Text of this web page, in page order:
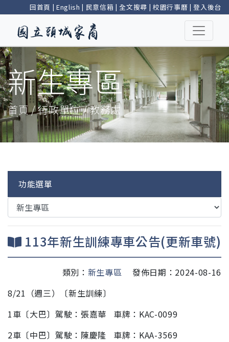
回首頁 | English | 民意信箱 |全文搜尋 | 校園行事曆 |登入後台
新生專區
首頁 / 行政單位 / 教務處
功能選單
113年新生訓練專車公告(更新車號)
類別： 新生專區
發佈日期：2024-08-16
8/21（週三）
〔新生訓練〕
1車 〔大巴〕駕駛 ：張嘉華 車牌 ：KAC-0099
2車〔中巴〕 駕駛：陳慶隆 車牌：KAA-3569